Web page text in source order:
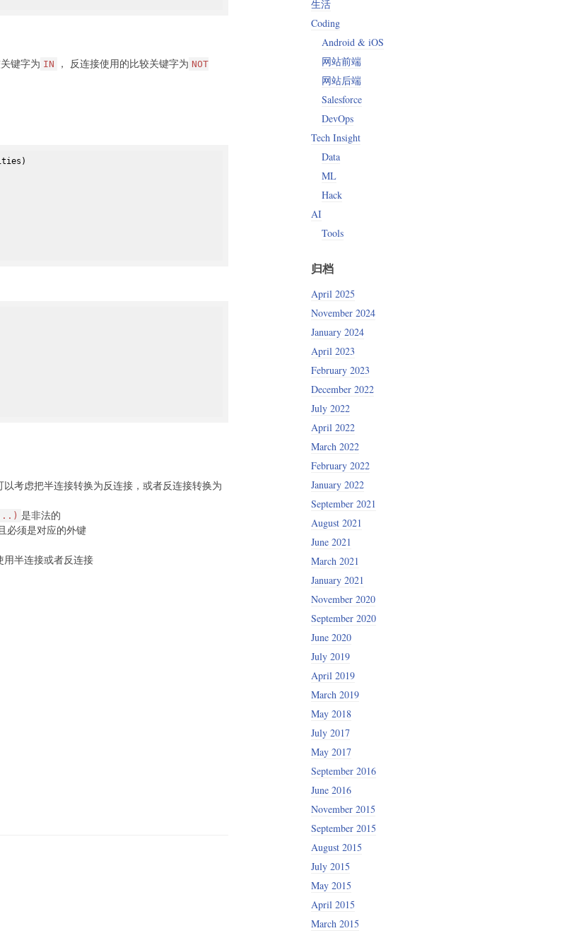
键字为 IN ， 反连接使用的比较关键字为 NOT
考虑把半连接转换为反连接，或者反连接转换为
是非法的
必须是对应的外键
用半连接或者反连接
生活
Coding
Android & iOS
网站前端
网站后端
Salesforce
DevOps
Tech Insight
Data
ML
Hack
AI
Tools
归档
April 2025
November 2024
January 2024
April 2023
February 2023
December 2022
July 2022
April 2022
March 2022
February 2022
January 2022
September 2021
August 2021
June 2021
March 2021
January 2021
November 2020
September 2020
June 2020
July 2019
April 2019
March 2019
May 2018
July 2017
May 2017
September 2016
June 2016
November 2015
September 2015
August 2015
July 2015
May 2015
April 2015
March 2015